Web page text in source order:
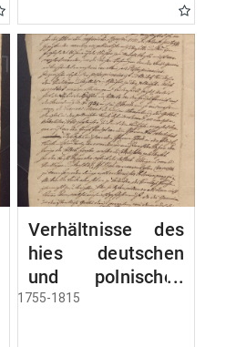
Verhältnisse des
hies deutschen
und polnischen
Pfarrers
1755-1815